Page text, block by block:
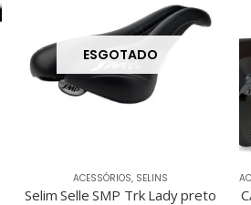
ESGOTADO
ACESSÓRIOS, SELINS
Selim Selle SMP Trk Lady preto